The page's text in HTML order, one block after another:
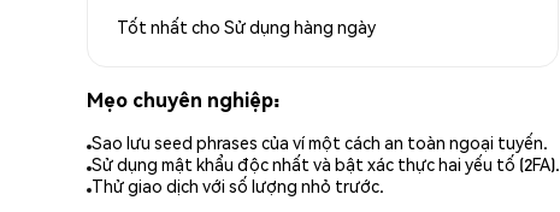
Tốt nhất cho Sử dụng hàng ngày
Mẹo chuyên nghiệp:
Sao lưu seed phrases của ví một cách an toàn ngoại tuyến.
Sử dụng mật khẩu độc nhất và bật xác thực hai yếu tố (2FA).
Thử giao dịch với số lượng nhỏ trước.